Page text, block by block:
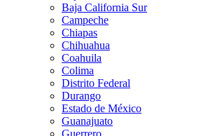
Baja California Sur
Campeche
Chiapas
Chihuahua
Coahuila
Colima
Distrito Federal
Durango
Estado de México
Guanajuato
Guerrero